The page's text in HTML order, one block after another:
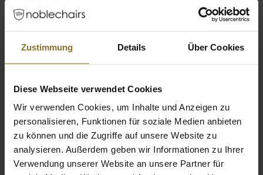
Zustimmung Details Über Cookies
Diese Webseite verwendet Cookies
Wir verwenden Cookies, um Inhalte und Anzeigen zu
personalisieren, Funktionen für soziale Medien anbieten
zu können und die Zugriffe auf unsere Website zu
analysieren. Außerdem geben wir Informationen zu Ihrer
Verwendung unserer Website an unsere Partner für
Wippmechanismus, der sich unabhängig
von der Position der Rückenlehne
einrasten lässt